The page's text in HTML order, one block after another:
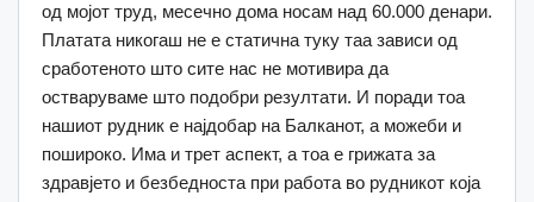
од мојот труд, месечно дома носам над 60.000 денари.
Платата никогаш не е статична туку таа зависи од
сработеното што сите нас не мотивира да
остваруваме што подобри резултати. И поради тоа
нашиот рудник е најдобар на Балканот, а можеби и
пошироко. Има и трет аспект, а тоа е грижата за
здравјето и безбедноста при работа во рудникот која